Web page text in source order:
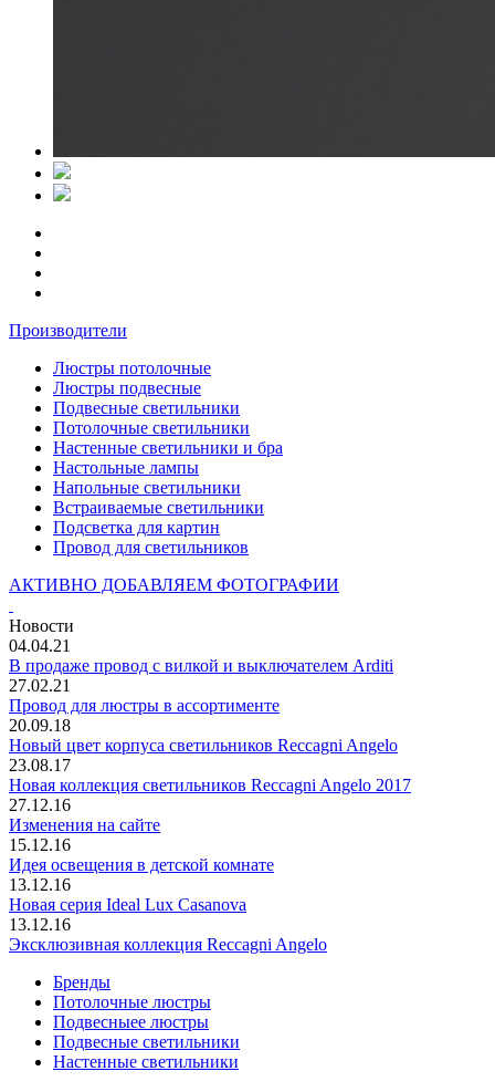
Производители
Люстры потолочные
Люстры подвесные
Подвесные светильники
Потолочные светильники
Настенные светильники и бра
Настольные лампы
Напольные светильники
Встраиваемые светильники
Подсветка для картин
Провод для светильников
АКТИВНО ДОБАВЛЯЕМ ФОТОГРАФИИ
Новости
04.04.21
В продаже провод с вилкой и выключателем Arditi
27.02.21
Провод для люстры в ассортименте
20.09.18
Новый цвет корпуса светильников Reccagni Angelo
23.08.17
Новая коллекция светильников Reccagni Angelo 2017
27.12.16
Изменения на сайте
15.12.16
Идея освещения в детской комнате
13.12.16
Новая серия Ideal Lux Casanova
13.12.16
Эксклюзивная коллекция Reccagni Angelo
Бренды
Потолочные люстры
Подвесныее люстры
Подвесные светильники
Настенные светильники